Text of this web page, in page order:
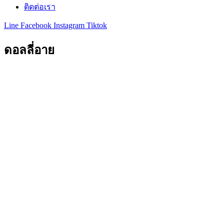
ติดต่อเรา
Line Facebook Instagram Tiktok
ดอลลี่อาย